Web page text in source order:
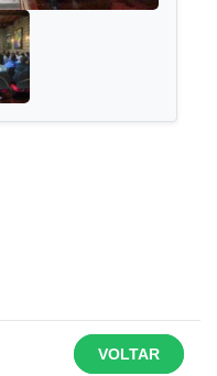
VOLTAR